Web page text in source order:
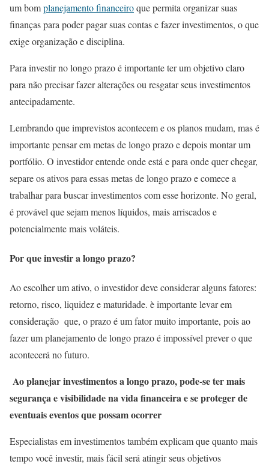
um bomplanejamento financeiroque permita organizar suas
finanças para poder pagar suas contas e fazer investimentos, o que
exige organização e disciplina.
Para investir no longo prazo é importante ter um objetivo claro
para não precisar fazer alterações ou resgatar seus investimentos
antecipadamente.
Lembrando que imprevistos acontecem e os planos mudam, mas é
importante pensar em metas de longo prazo e depois montar um
portfólio. O investidor entende onde está e para onde quer chegar,
separe os ativos para essas metas de longo prazo e comece a
trabalhar para buscar investimentos com esse horizonte. No geral,
é provável que sejam menos líquidos, mais arriscados e
potencialmente mais voláteis.
Por que investir a longo prazo?
Ao escolher um ativo, o investidor deve considerar alguns fatores:
retorno, risco, liquidez e maturidade. è importante levar em
consideração que, o prazo é um fator muito importante, pois ao
fazer um planejamento de longo prazo é impossível prever o que
acontecerá no futuro.
Ao planejar investimentos a longo prazo, pode-se ter mais
segurança e visibilidade na vida financeira e se proteger de
eventuais eventos que possam ocorrer
Especialistas em investimentos também explicam que quanto mais
tempo você investir, mais fácil será atingir seus objetivos